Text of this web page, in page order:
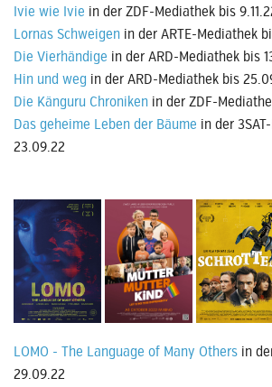
Ivie wie Ivie in der ZDF-Mediathek bis
Lornas Schweigen in der ARTE-Mediathek
Die Vierhändige in der ARD-Mediathek bis
Hin und weg in der ARD-Mediathek bis
Die Känguru Chroniken in der ZDF-
Das geheime Leben der Bäume in der
23.09.22
LOMO - The Language of Many Others in
29.09.22